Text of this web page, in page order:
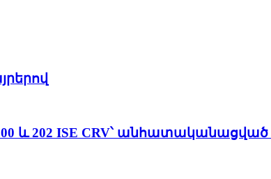
և 202 ISE CRV՝ անհատականացված